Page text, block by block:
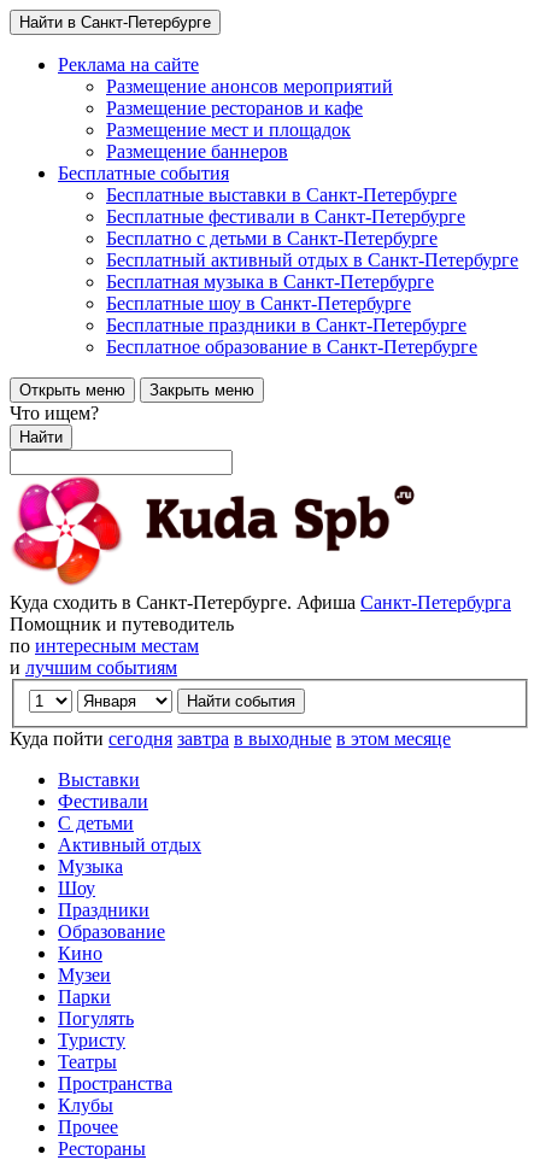
Найти в Санкт-Петербурге
Реклама на сайте
Размещение анонсов мероприятий
Размещение ресторанов и кафе
Размещение мест и площадок
Размещение баннеров
Бесплатные события
Бесплатные выставки в Санкт-Петербурге
Бесплатные фестивали в Санкт-Петербурге
Бесплатно с детьми в Санкт-Петербурге
Бесплатный активный отдых в Санкт-Петербурге
Бесплатная музыка в Санкт-Петербурге
Бесплатные шоу в Санкт-Петербурге
Бесплатные праздники в Санкт-Петербурге
Бесплатное образование в Санкт-Петербурге
Открыть меню Закрыть меню
Что ищем?
Найти
Куда сходить в Санкт-Петербурге. Афиша Санкт-Петербурга
Помощник и путеводитель
по интересным местам
и лучшим событиям
Куда пойти сегодня завтра в выходные в этом месяце
Выставки
Фестивали
С детьми
Активный отдых
Музыка
Шоу
Праздники
Образование
Кино
Музеи
Парки
Погулять
Туристу
Театры
Пространства
Клубы
Прочее
Рестораны